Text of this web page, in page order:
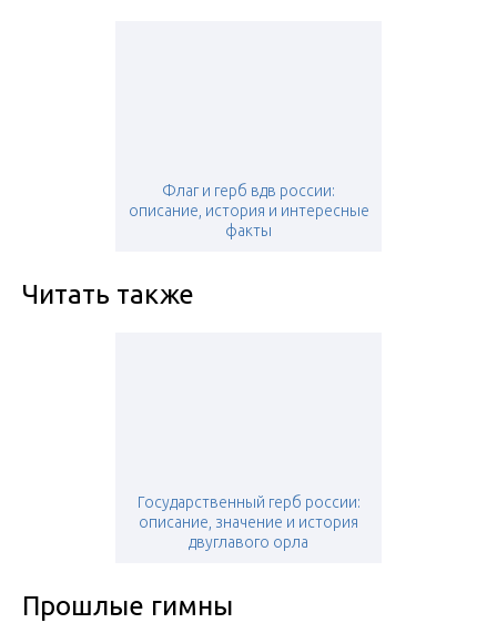
Флаг и герб вдв россии:
описание, история и интересные
факты
Читать также
Государственный герб россии:
описание, значение и история
двуглавого орла
Прошлые гимны